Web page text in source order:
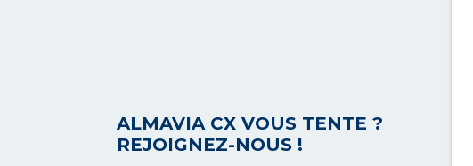
ALMAVIA CX VOUS TENTE ?
REJOIGNEZ-NOUS !